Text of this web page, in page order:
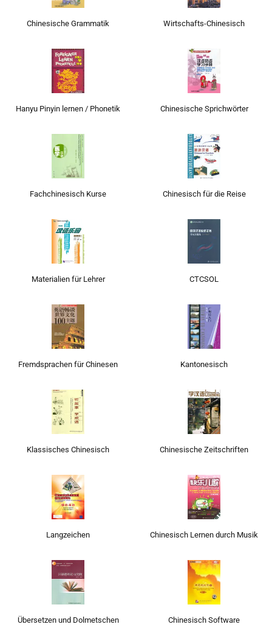
Chinesische Grammatik Wirtschafts-Chinesisch
Hanyu Pinyin lernen / Phonetik Chinesische Sprichwörter
Fachchinesisch Kurse Chinesisch für die Reise
Materialien für Lehrer CTCSOL
Fremdsprachen für Chinesen Kantonesisch
Klassisches Chinesisch Chinesische Zeitschriften
Langzeichen Chinesisch Lernen durch Musik
Übersetzen und Dolmetschen Chinesisch Software